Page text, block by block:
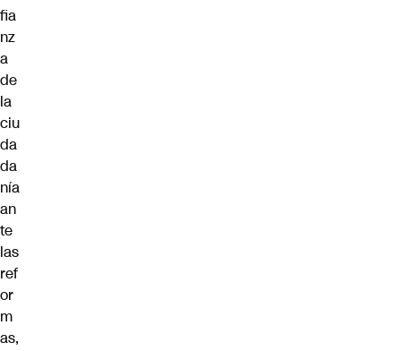
fia
nz
a
de
la
ciu
da
da
nía
an
te
las
ref
or
m
as,